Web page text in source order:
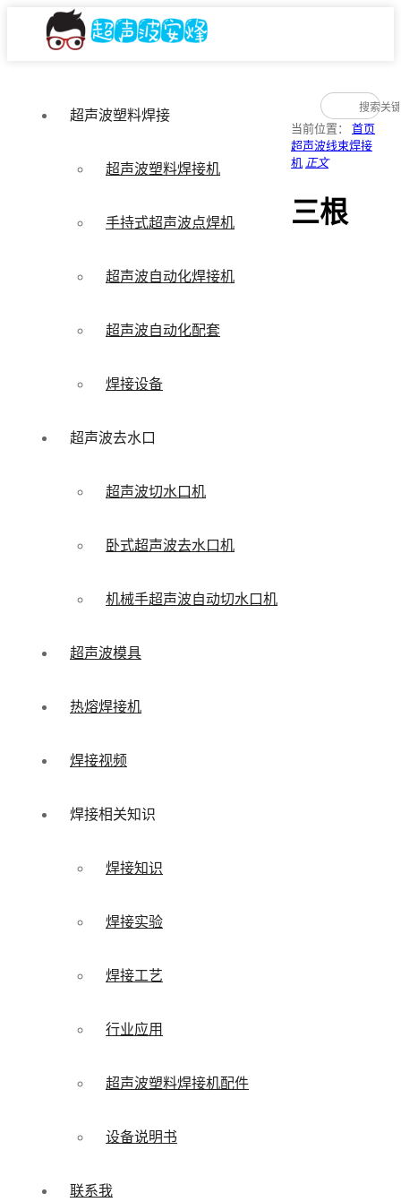
超声波塑料焊接
超声波塑料焊接机
手持式超声波点焊机
超声波自动化焊接机
超声波自动化配套
焊接设备
超声波去水口
超声波切水口机
卧式超声波去水口机
机械手超声波自动切水口机
超声波模具
热熔焊接机
焊接视频
焊接相关知识
焊接知识
焊接实验
焊接工艺
行业应用
超声波塑料焊接机配件
设备说明书
联系我
当前位置： 首页
超声波线束焊接
机 正文
三根